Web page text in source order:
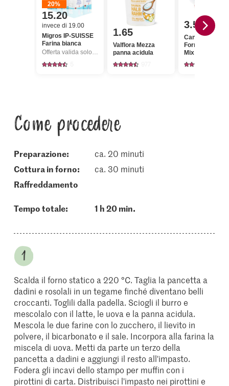
20%
15.20
invece di 19.00
Migros IP-SUISSE
Farina bianca
Offerta valida solo dal 6.8 al 12.8.2026, fino a esaurimento dello stock.
1.65
Valflora Mezza
panna acidula
3.50
Cantadou
Formaggio
Mix di pepe
Come procedere
Preparazione:
ca. 20 minuti
cottura in forno:
ca. 30 minuti
raffreddamento
Tempo totale: 1 h 20 min.
Scalda il forno statico a 220 °C. Taglia la pancetta a
dadini e rosolali in un tegame finché diventano belli
croccanti. Toglili dalla padella. Sciogli il burro e
mescolalo con il latte, le uova e la panna acidula.
Mescola le due farine con lo zucchero, il lievito in
polvere, il bicarbonato e il sale. Incorpora alla farina la
miscela di uova. Metti da parte un terzo della
pancetta a dadini e aggiungi il resto all'impasto.
Fodera gli incavi dello stampo per muffin con i
pirottini di carta. Distribuisci l'impasto nei pirottini e